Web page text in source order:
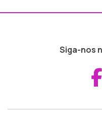
Siga-nos